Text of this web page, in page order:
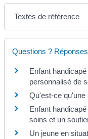
Textes de référence
Questions ?
Enfant
personnalisé de
Qu'est-ce
Enfant
soins et un
Un jeune en